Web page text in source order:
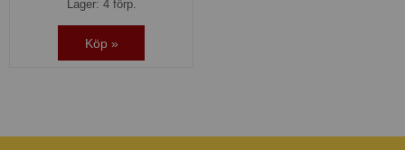
Lager: 4 förp.
Köp »